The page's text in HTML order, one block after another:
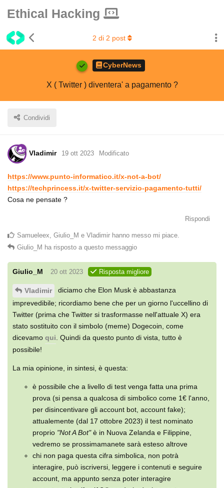
Ethical Hacking
CyberNews
X ( Twitter ) diventera' a pagamento ?
Condividi
2 di 2 post
Vladimir 19 ott 2023 Modificato
https://www.punto-informatico.it/x-not-a-bot/
https://techprincess.it/x-twitter-servizio-pagamento-tutti/
Cosa ne pensate ?
Rispondi
Samueleex Giulio_M e Vladimir hanno messo mi piace
Giulio_M ha risposto a questo messaggio
Giulio_M 20 ott 2023 Risposta migliore
Vladimir
diciamo che Elon Musk è abbastanza
imprevedibile; ricordiamo bene che per un giorno l'uccellino di
Twitter (prima che Twitter si trasformasse nell'attuale X) era
stato sostituito con il simbolo (meme) Dogecoin, come
dicevamo qui . Quindi da questo punto di vista, tutto è
possibile!
La mia opinione, in sintesi, è questa:
è possibile che a livello di test venga fatta una prima
prova (si pensa a qualcosa di simbolico come 1€ l'anno,
per disincentivare gli account bot, account fake);
attualemente (dal 17 ottobre 2023) il test nominato
proprio "Not A Bot"è in Nuova Zelanda e Filippine,
vedremo se prossimamanete sarà esteso altrove
chi non paga questa cifra simbolica, non potrà
interagire, può iscriversi, leggere i contenuti e seguire
account, ma appunto senza poter interagire